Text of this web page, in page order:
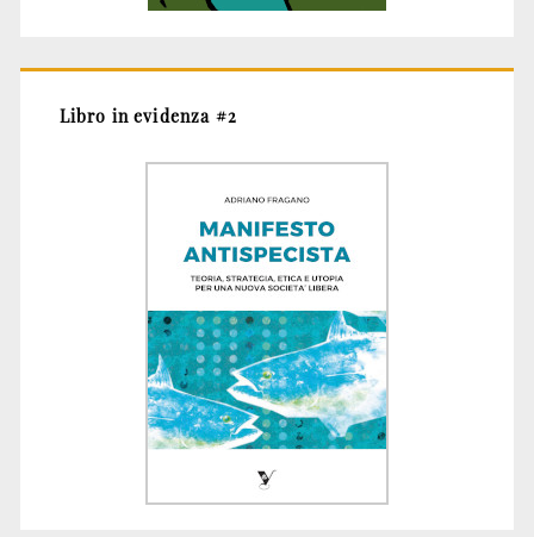
Libro in evidenza #2